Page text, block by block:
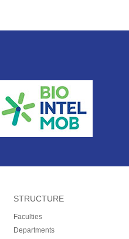
STRUCTURE
Faculties
Departments